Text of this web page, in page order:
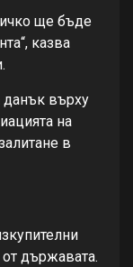
ще бъде
казва
данък върху
на
в
държавата.